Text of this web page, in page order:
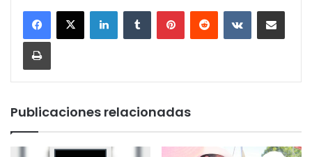
LinkedInTumblr PinterestReddit VKontakteCompartir por
Imprimir
Publicaciones relacionadas